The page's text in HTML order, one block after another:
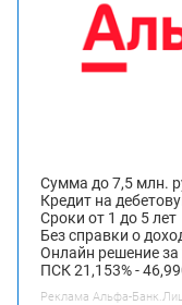
Сумма до 7,5 млн.
Кредит на
Сроки от 1 до 5 лет
Без справки о
Онлайн решение
ПСК 21,153% -
Реклама Альфа-